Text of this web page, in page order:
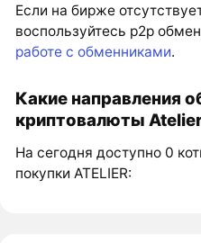
Если на бирже
воспользуйтесь p2p
работе с обменниками.
Какие направления
криптовалюты
На сегодня доступно 0
покупки ATELIER: